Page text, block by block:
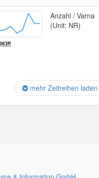
Anzahl / Varna
(Unit: NR)
mehr Zeitreihen laden